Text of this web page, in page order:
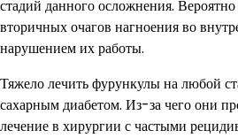
стадий данного осложнения.
вторичных очагов нагноения во
нарушением их работы.
Тяжело лечить фурункулы на любой
сахарным диабетом. Из-за чего они
лечение в хирургии с частыми